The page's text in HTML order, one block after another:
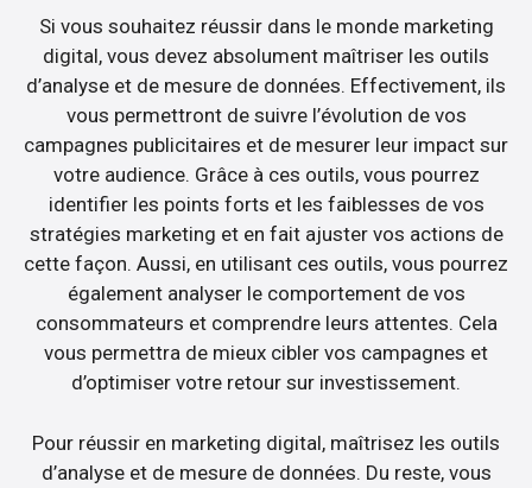
Si vous souhaitez réussir dans le monde marketing
digital, vous devez absolument maîtriser les outils
d’analyse et de mesure de données. Effectivement, ils
vous permettront de suivre l’évolution de vos
campagnes publicitaires et de mesurer leur impact sur
votre audience. Grâce à ces outils, vous pourrez
identifier les points forts et les faiblesses de vos
stratégies marketing et en fait ajuster vos actions de
cette façon. Aussi, en utilisant ces outils, vous pourrez
également analyser le comportement de vos
consommateurs et comprendre leurs attentes. Cela
vous permettra de mieux cibler vos campagnes et
d’optimiser votre retour sur investissement.
Pour réussir en marketing digital, maîtrisez les outils
d’analyse et de mesure de données. Du reste, vous